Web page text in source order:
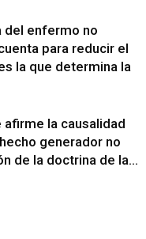
del enfermo no
para reducir el
la que determina la
afirme la causalidad
generador no
de la doctrina de la...